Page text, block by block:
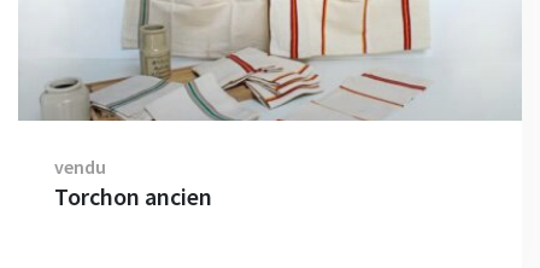
vendu
Torchon ancien